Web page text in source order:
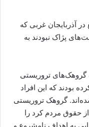
آذربایجان غربی که
پژاک نبودند به
گروهک‌های تروریستی
بودند که این افراد
گروهک تروریستی
حقوق مردم کرد را